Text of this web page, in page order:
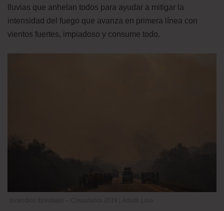
lluvias que anhelan todos para ayudar a mitigar la
intensidad del fuego que avanza en primera línea con
vientos fuertes, impiadoso y consume todo.